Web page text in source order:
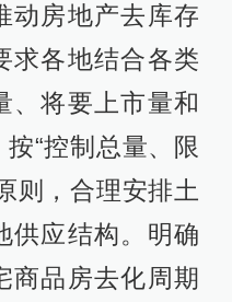
动房地产去库存
求各地结合各类
、将要上市量和
“控制总量、限
则，合理安排土
供应结构。明确
商品房去化周期